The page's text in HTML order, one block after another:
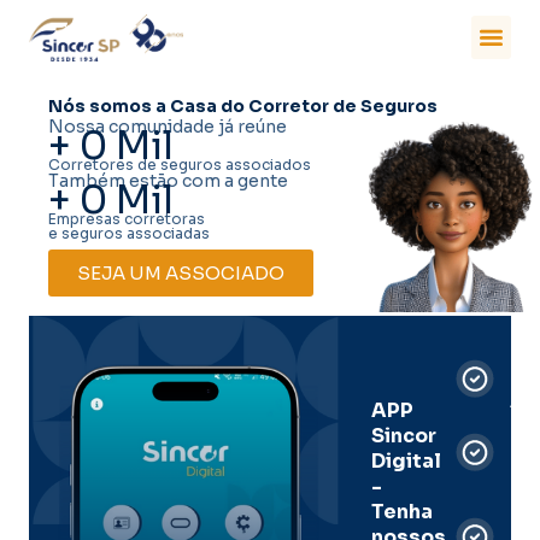
Nós somos a Casa do Corretor de Seguros
Nossa comunidade já reúne
+0 Mil
Corretores de seguros associados
Também estão com a gente
+0Mil
Empresas corretoras
e seguros associadas
SEJA UM ASSOCIADO
APP
Sincor
Digital
-
Tenha